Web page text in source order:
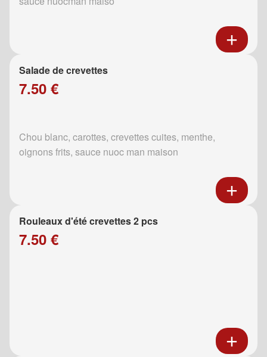
Salade de crevettes
7.50 €
Chou blanc, carottes, crevettes cuites, menthe,
oignons frits, sauce nuoc man maison
Rouleaux d'été crevettes 2 pcs
7.50 €